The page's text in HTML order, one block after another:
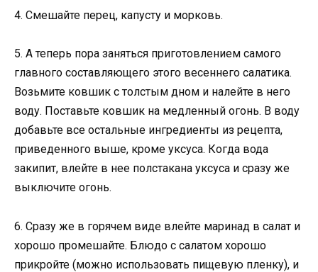
4. Смешайте перец, капусту и морковь.
5. А теперь пора заняться приготовлением самого
главного составляющего этого весеннего салатика.
Возьмите ковшик с толстым дном и налейте в него
воду. Поставьте ковшик на медленный огонь. В воду
добавьте все остальные ингредиенты из рецепта,
приведенного выше, кроме уксуса. Когда вода
закипит, влейте в нее полстакана уксуса и сразу же
выключите огонь.
6. Сразу же в горячем виде влейте маринад в салат и
хорошо промешайте. Блюдо с салатом хорошо
прикройте (можно использовать пищевую пленку), и